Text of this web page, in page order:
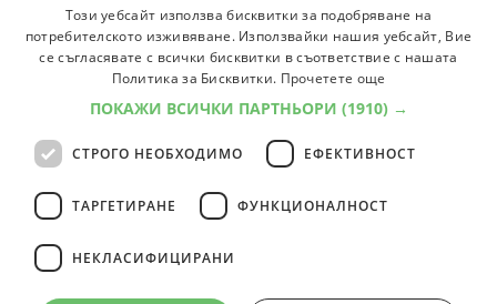
BULGARIAN
ENGLISH
Този уебсайт използва бисквитки за подобряване на
потребителското изживяване. Използвайки нашия уебсайт, Вие
се съгласявате с всички бисквитки в съответствие с нашата
Политика за Бисквитки. Прочетете още
ПОКАЖИ ВСИЧКИ ПАРТНЬОРИ (1910) →
СТРОГО НЕОБХОДИМО ЕФЕКТИВНОСТ
ТАРГЕТИРАНЕ ФУНКЦИОНАЛНОСТ
НЕКЛАСИФИЦИРАНИ